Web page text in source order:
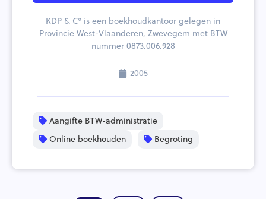
KDP & C° is een boekhoudkantoor gelegen in
Provincie West-Vlaanderen, Zwevegem met BTW
nummer 0873.006.928
2005
Aangifte BTW-administratie
Online boekhouden
Begroting